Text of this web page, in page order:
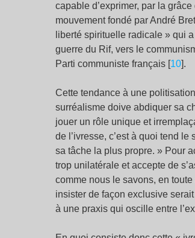
capable d’exprimer, par la
mouvement fondé par André
liberté spirituelle radicale » qui
guerre du Rif, vers le
Parti communiste français [10].
Cette tendance à une
surréalisme doive abdiquer sa
jouer un rôle unique et
de l’ivresse, c’est à quoi tend
sa tâche la plus propre. » Pour
trop unilatérale et accepte de
comme nous le savons, en
insister de façon exclusive
à une praxis qui oscille entre